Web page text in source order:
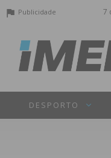
7
Publicidade
DESPORTO